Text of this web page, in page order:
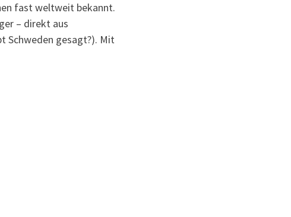
fast weltweit bekannt.
– direkt aus
Schweden gesagt?). Mit